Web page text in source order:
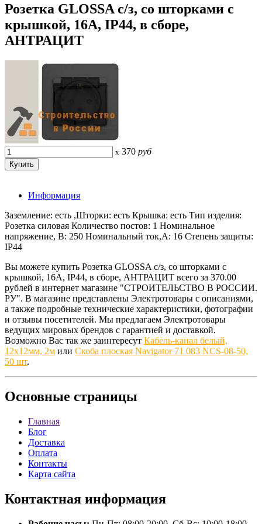
Розетка GLOSSA с/з, со шторками с
крышкой, 16А, IP44, в сборе,
АНТРАЦИТ
x 370 руб
Информация
Заземление: есть ,Шторки: есть Крышка: есть Тип изделия:
Розетка силовая Количество постов: 1 Номинальное
напряжение, В: 250 Номинальный ток,А: 16 Степень защиты:
IP44
Вы можете купить Розетка GLOSSA с/з, со шторками с
крышкой, 16А, IP44, в сборе, АНТРАЦИТ всего за 370.00
рублей в интернет магазине "СТРОИТЕЛЬСТВО В РОССИИ.
РУ". В магазине представлены Электротовары с описаниями,
а также подробные технические характеристики, фотографии
и отзывы посетителей. Мы предлагаем Электротовары
ведущих мировых брендов с гарантией и доставкой.
Возможно Вас так же заинтересут Кабель-канал белый,
12х12мм, 2м или Скоба плоская Navigator 71 083 NCS-08-50,
50 шт.
Основные страницы
Главная
Блог
Доставка
Оплата
Контакты
Карта сайта
Контактная информация